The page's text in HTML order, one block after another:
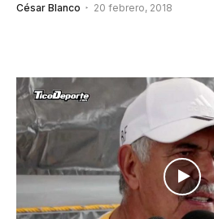
César Blanco 20 febrero, 2018